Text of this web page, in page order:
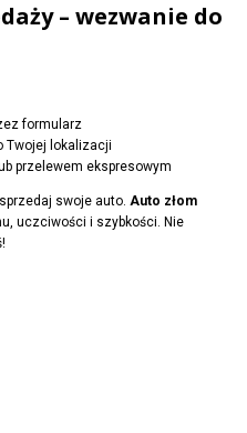
– wezwanie do
formularz
Twojej lokalizacji
przelewem ekspresowym
swoje auto. Auto złom
uczciwości i szybkości. Nie